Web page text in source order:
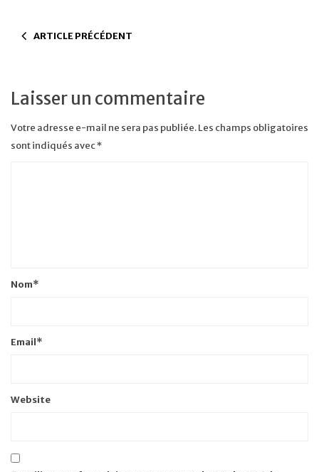
ARTICLE PRÉCÉDENT
Laisser un commentaire
Votre adresse e-mail ne sera pas publiée.Les champs obligatoires
sont indiqués avec*
Nom*
Email*
Website